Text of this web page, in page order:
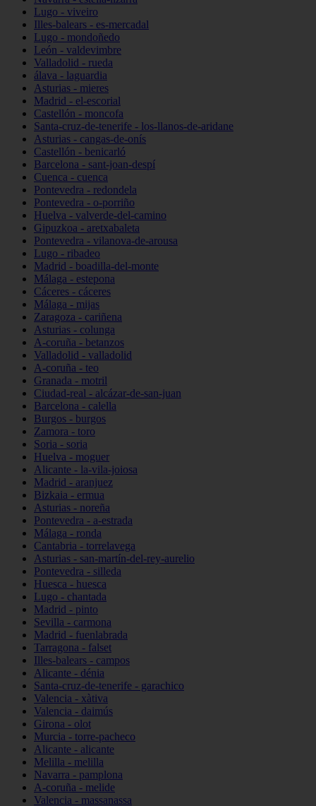
Lugo - viveiro
Illes-balears - es-mercadal
Lugo - mondoñedo
León - valdevimbre
Valladolid - rueda
álava - laguardia
Asturias - mieres
Madrid - el-escorial
Castellón - moncofa
Santa-cruz-de-tenerife - los-llanos-de-aridane
Asturias - cangas-de-onís
Castellón - benicarló
Barcelona - sant-joan-despí
Cuenca - cuenca
Pontevedra - redondela
Pontevedra - o-porriño
Huelva - valverde-del-camino
Gipuzkoa - aretxabaleta
Pontevedra - vilanova-de-arousa
Lugo - ribadeo
Madrid - boadilla-del-monte
Málaga - estepona
Cáceres - cáceres
Málaga - mijas
Zaragoza - cariñena
Asturias - colunga
A-coruña - betanzos
Valladolid - valladolid
A-coruña - teo
Granada - motril
Ciudad-real - alcázar-de-san-juan
Barcelona - calella
Burgos - burgos
Zamora - toro
Soria - soria
Huelva - moguer
Alicante - la-vila-joiosa
Madrid - aranjuez
Bizkaia - ermua
Asturias - noreña
Pontevedra - a-estrada
Málaga - ronda
Cantabria - torrelavega
Asturias - san-martín-del-rey-aurelio
Pontevedra - silleda
Huesca - huesca
Lugo - chantada
Madrid - pinto
Sevilla - carmona
Madrid - fuenlabrada
Tarragona - falset
Illes-balears - campos
Alicante - dénia
Santa-cruz-de-tenerife - garachico
Valencia - xàtiva
Valencia - daimús
Girona - olot
Murcia - torre-pacheco
Alicante - alicante
Melilla - melilla
Navarra - pamplona
A-coruña - melide
Valencia - massanassa